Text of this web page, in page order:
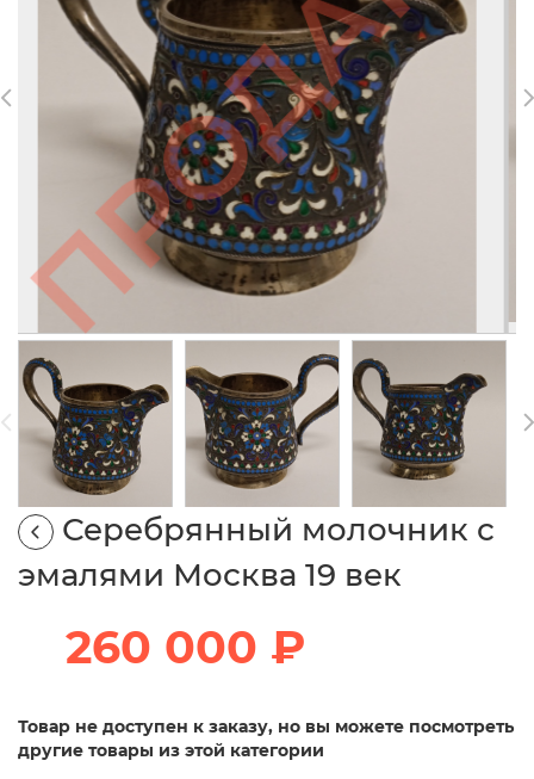
Серебрянный молочник с
эмалями Москва 19 век
260 000 ₽
Товар не доступен к заказу, но вы можете посмотреть
другие товары из этой категории